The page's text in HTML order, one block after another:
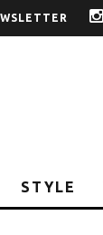
STYLE